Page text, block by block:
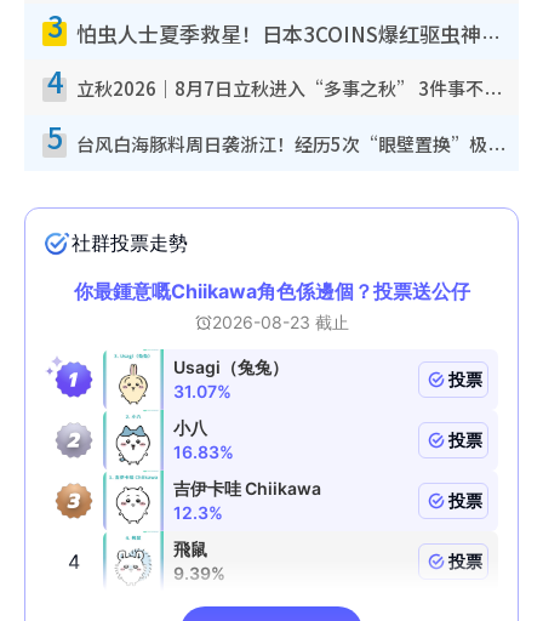
3 怕虫人士夏季救星！日本3COINS爆红驱虫神器$45起 1招“全程免触碰”轻松搞定小强
4 立秋2026｜8月7日立秋进入“多事之秋” 3件事不可做！专家教6招开运 清杂物／钱包纳气接好运
5 台风白海豚料周日袭浙江！经历5次“眼壁置换”极罕见 成登陆内地最长途台风